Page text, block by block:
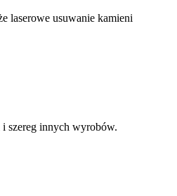
laserowe usuwanie kamieni
szereg innych wyrobów.